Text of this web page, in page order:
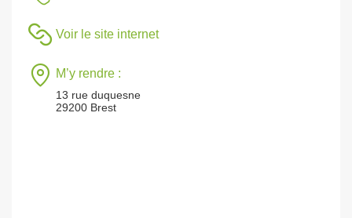
Voir le site internet
M’y rendre :
13 rue duquesne
29200 Brest